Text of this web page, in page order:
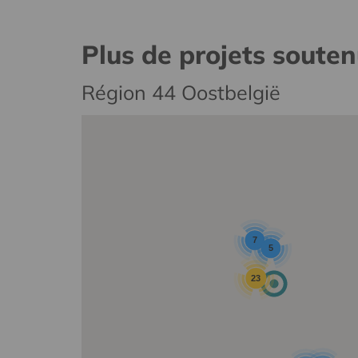
Plus de projets
Région 44 Oostbelgië
23
7
5